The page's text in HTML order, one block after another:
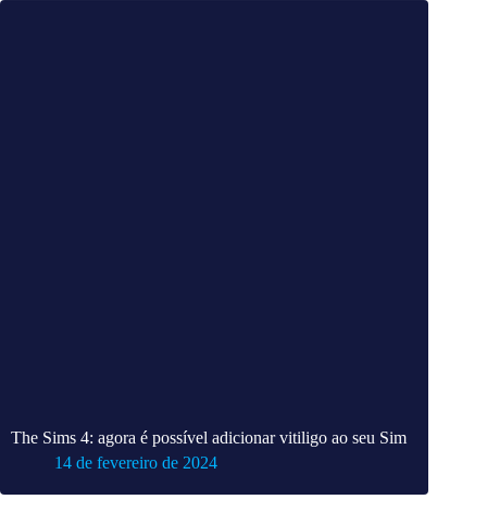
The Sims 4: agora é possível adicionar vitiligo ao seu Sim
14 de fevereiro de 2024